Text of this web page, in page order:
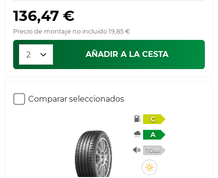
136,47 €
Precio de montaje no incluido 19,85 €
AÑADIR A LA CESTA
Comparar seleccionados
C
A
72db